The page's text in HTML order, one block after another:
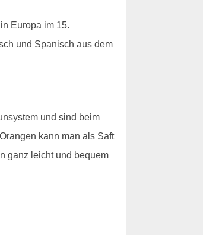
Europa im 15.
und Spanisch aus dem
und sind beim
kann man als Saft
ganz leicht und bequem